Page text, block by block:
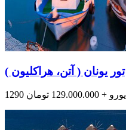
تور یونان ( آتن، هراکلیون )
1290 یورو + 129.000.000 تومان